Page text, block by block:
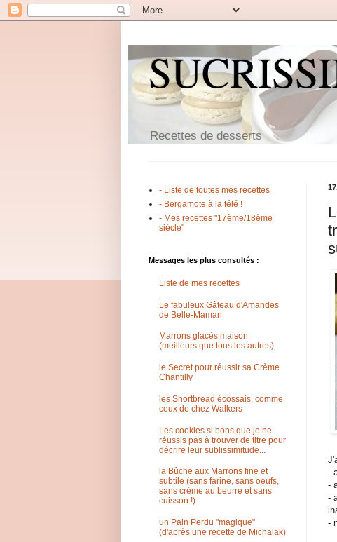
Recettes de desserts
-
-
-
-
- Liste de toutes mes recettes
- Bergamote à la télé !
- Mes recettes "17ème/18ème
siècle"
Messages les plus consultés :
Liste de mes recettes
Le fabuleux Gâteau d'Amandes
de Belle-Maman
Marrons glacés maison
(meilleurs que tous les autres)
le Secret pour réussir sa Crème
Chantilly
les Shortbread écossais, comme
ceux de chez Walkers
Les cookies si bons que je ne
réussis pas à trouver de titre pour
décrire leur sublissimitude...
la Bûche aux Marrons fine et
subtile (sans farine, sans oeufs,
sans crème au beurre et sans
cuisson !)
un Pain Perdu "magique"
(d'après une recette de Michalak)